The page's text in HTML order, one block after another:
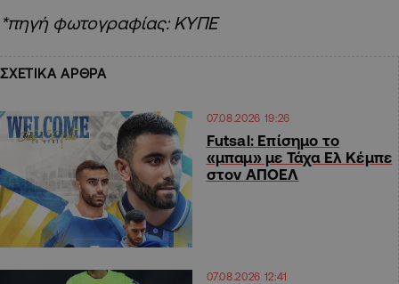
*πηγή φωτογραφίας: ΚΥΠΕ
ΣΧΕΤΙΚΑ ΑΡΘΡΑ
07.08.2026 19:26
Futsal: Επίσημο το
«μπαμ» με Τάχα Ελ Κέμπε
στον ΑΠΟΕΛ
07.08.2026 12:41